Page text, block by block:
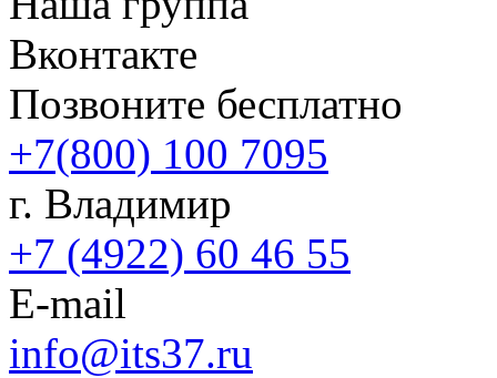
Вконтакте
Позвоните бесплатно
+7(800) 100 7095
г. Владимир
+7 (4922) 60 46 55
E-mail
info@its37.ru